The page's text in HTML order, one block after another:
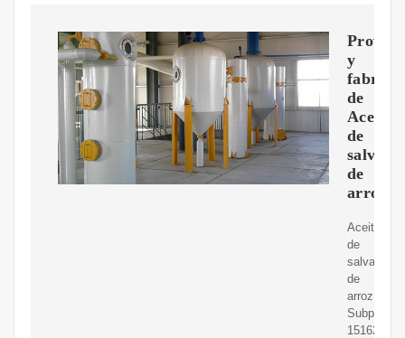
y
de
Aceite
de
salvado
de
arroz
Aceite
de
salvado
de
arroz
151620